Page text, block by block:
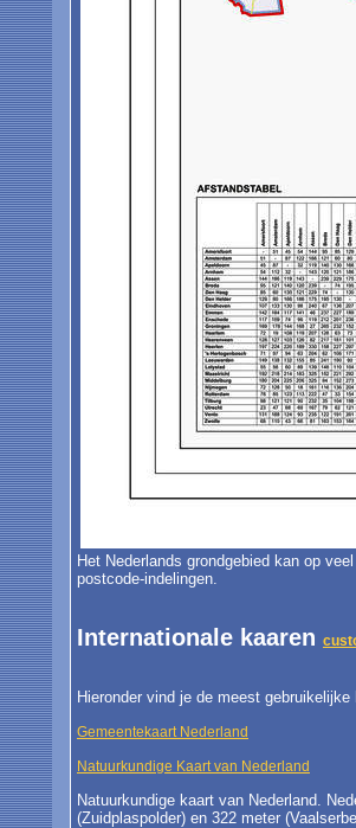
Het Nederlands grondgebied kan op
postcode-indelingen.
Internationale kaaren
Hieronder vind je de meest gebruikelijke
Gemeentekaart Nederland
Natuurkundige Kaart van Nederland
Natuurkundige kaart van Nederland.
(Zuidplaspolder) en 322 meter